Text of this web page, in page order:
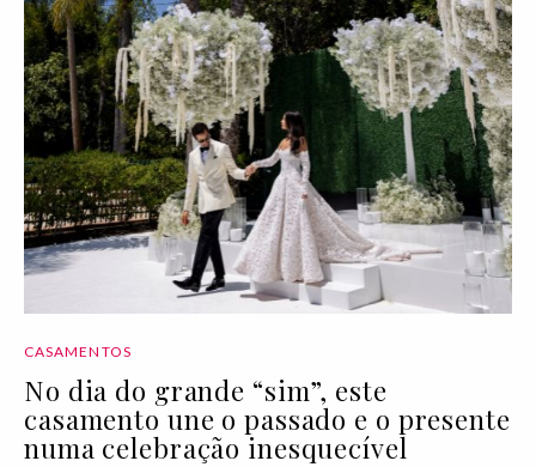
CASAMENTOS
No dia do grande “sim”, este
casamento une o passado e o presente
numa celebração inesquecível